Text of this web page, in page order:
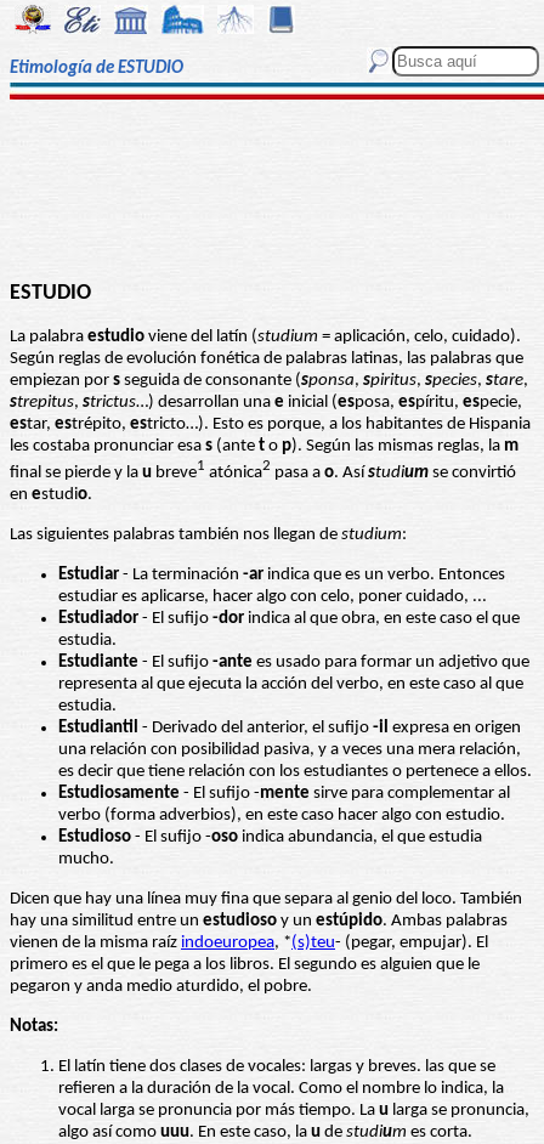
Etimología de ESTUDIO
ESTUDIO
La palabra estudio viene del latín (studium = aplicación, celo, cuidado).
Según reglas de evolución fonética de palabras latinas, las palabras que
empiezan por s seguida de consonante (sponsa, spiritus, species, stare,
strepitus, strictus…) desarrollan una e inicial (esposa, espíritu, especie,
estar, estrépito, estricto…). Esto es porque, a los habitantes de Hispania
les costaba pronunciar esa s (ante t o p). Según las mismas reglas, la m
final se pierde y la u breve1 atónica2 pasa a o. Así studium se convirtió
en estudio.
Las siguientes palabras también nos llegan de studium:
Estudiar - La terminación -ar indica que es un verbo. Entonces
estudiar es aplicarse, hacer algo con celo, poner cuidado, ...
Estudiador - El sufijo -dor indica al que obra, en este caso el que
estudia.
Estudiante - El sufijo -ante es usado para formar un adjetivo que
representa al que ejecuta la acción del verbo, en este caso al que
estudia.
Estudiantil - Derivado del anterior, el sufijo -il expresa en origen
una relación con posibilidad pasiva, y a veces una mera relación,
es decir que tiene relación con los estudiantes o pertenece a ellos.
Estudiosamente - El sufijo -mente sirve para complementar al
verbo (forma adverbios), en este caso hacer algo con estudio.
Estudioso - El sufijo -oso indica abundancia, el que estudia
mucho.
Dicen que hay una línea muy fina que separa al genio del loco. También
hay una similitud entre un estudioso y un estúpido. Ambas palabras
vienen de la misma raíz indoeuropea, *(s)teu- (pegar, empujar). El
primero es el que le pega a los libros. El segundo es alguien que le
pegaron y anda medio aturdido, el pobre.
Notas:
El latín tiene dos clases de vocales: largas y breves. las que se
refieren a la duración de la vocal. Como el nombre lo indica, la
vocal larga se pronuncia por más tiempo. La u larga se pronuncia,
algo así como uuu. En este caso, la u de studium es corta.